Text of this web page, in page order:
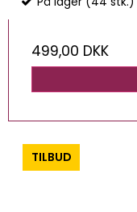
499,00 DKK
-0%